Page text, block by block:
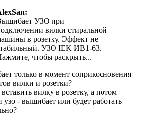
УЗО при
вилки стиральной
в розетку. Эффект не
УЗО IEK ИВ1-63.
чтобы раскрыть...
только в момент соприкосновения
вилки и розетки?
вилку в розетку, а потом
узо - вышибает или будет работать